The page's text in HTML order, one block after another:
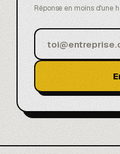
Réponse en moins d'une